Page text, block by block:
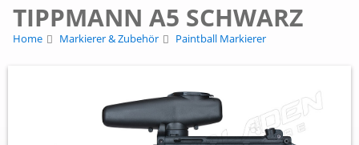
TIPPMANN A5 SCHWARZ
Home Markierer & Zubehör Paintball Markierer